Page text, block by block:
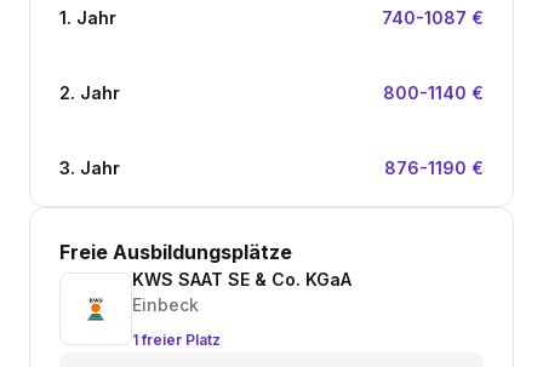
1. Jahr 740-1087 €
2. Jahr 800-1140 €
3. Jahr 876-1190 €
Freie Ausbildungsplätze
KWS SAAT SE & Co. KGaA
Einbeck
1 freier Platz